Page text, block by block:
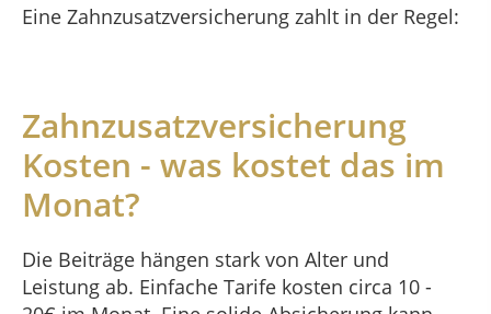
Eine Zahnzusatzversicherung zahlt in der Regel:
Zahnzusatzversicherung
Kosten - was kostet das im
Monat?
Die Beiträge hängen stark von Alter und
Leistung ab. Einfache Tarife kosten circa 10 -